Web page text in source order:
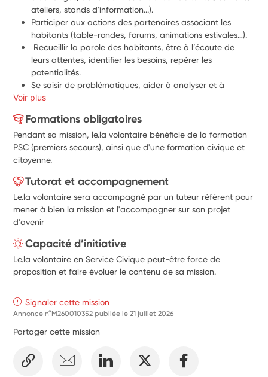
ateliers, stands d'information...).
Participer aux actions des partenaires associant les
habitants (table-rondes, forums, animations estivales…).
Recueillir la parole des habitants, être à l’écoute de
leurs attentes, identifier les besoins, repérer les
potentialités.
Se saisir de problématiques, aider à analyser et à
élaborer des propositions avec et pour les habitants pour
Participer à la promotion du Fonds de Participation des
Habitants afin de favoriser l’impulsion de projets : via
notamment la participation à des actions hors les murs,
la création de visuels de communication…
et la participation des habitants.
Voir plus
Formations obligatoires
Pendant sa mission, le.la volontaire bénéficie de la formation
PSC (premiers secours), ainsi que d'une formation civique et
citoyenne.
Tutorat et accompagnement
Le.la volontaire sera accompagné par un tuteur référent pour
mener à bien la mission et l'accompagner sur son projet
d'avenir
Capacité d’initiative
Le.la volontaire en Service Civique peut-être force de
proposition et faire évoluer le contenu de sa mission.
Signaler cette mission
Annonce n°M260010352 publiée le21 juillet 2026
Partager cette mission